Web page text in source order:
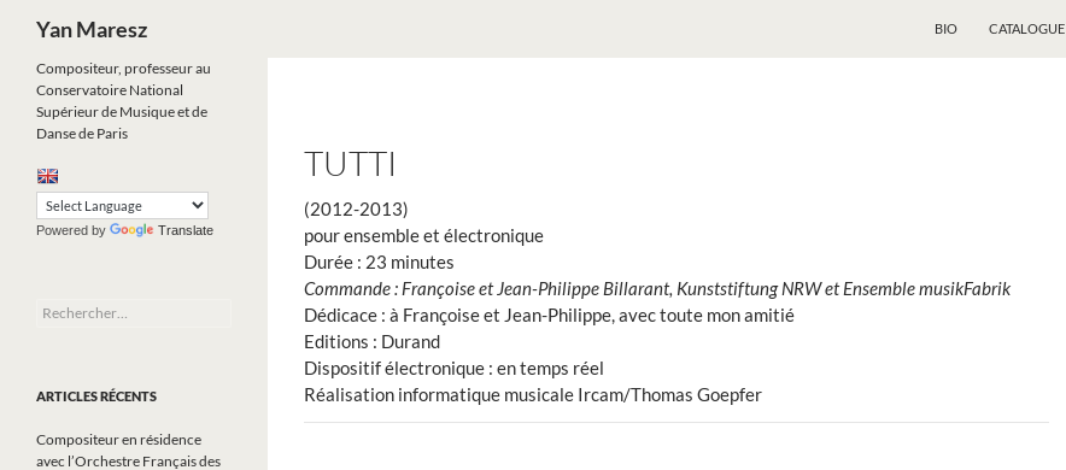
Aller
contenu
Yan Maresz BIO CATALOGUE
TUTTI
(2012-2013)
pour ensemble et électronique
Durée : 23 minutes
Commande : Françoise et Jean-Philippe Billarant, Kunststiftung NRW et Ensemble musikFabrik
Dédicace : à Françoise et Jean-Philippe, avec toute mon amitié
Editions : Durand
Dispositif électronique : en temps réel
Réalisation informatique musicale Ircam/Thomas Goepfer
Compositeur, professeur au
Conservatoire National
Supérieur de Musique et de
Danse de Paris
Powered by Translate
Rechercher :
ARTICLES RÉCENTS
Compositeur en résidence
avec l’Orchestre Français des